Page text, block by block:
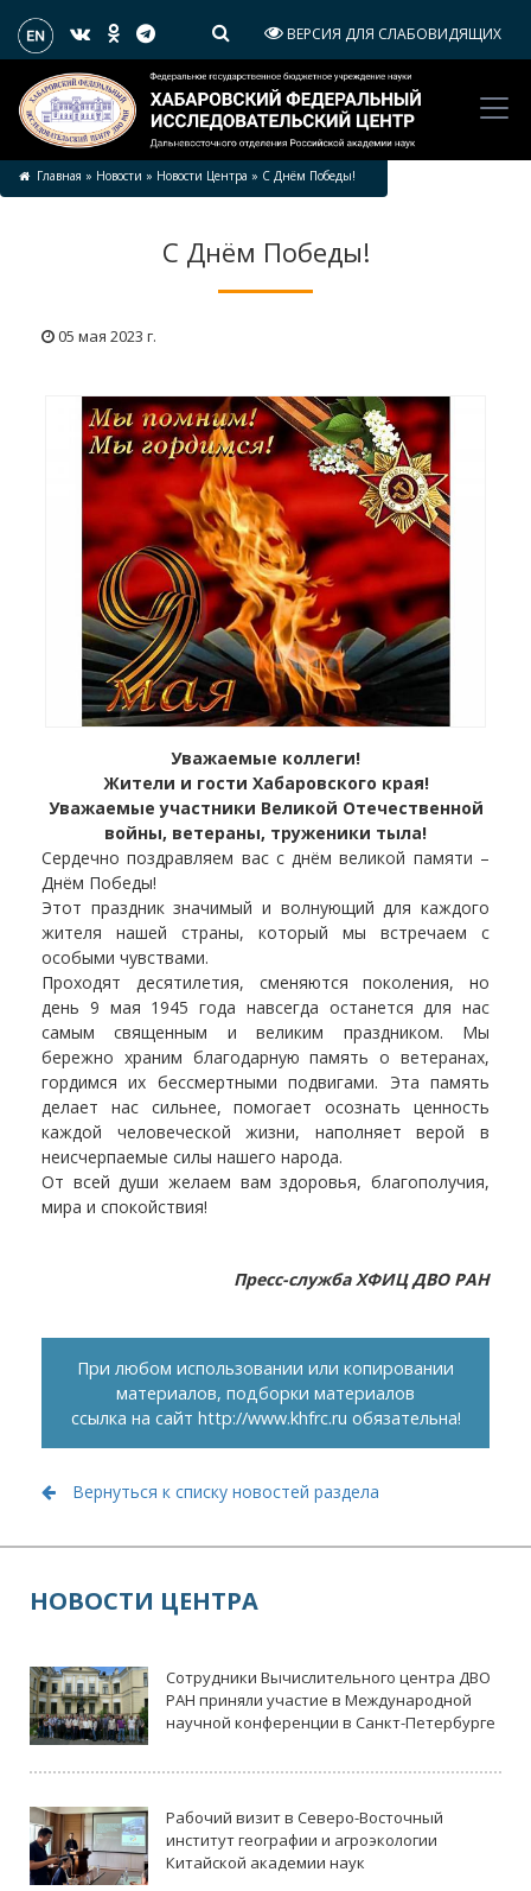
ВЕРСИЯ ДЛЯ СЛАБОВИДЯЩИХ
Главная » Новости » Новости Центра » С Днём Победы!
С Днём Победы!
05 мая 2023 г.
Уважаемые коллеги!
Жители и гости Хабаровского края!
Уважаемые участники Великой Отечественной
войны, ветераны, труженики тыла!
Сердечно поздравляем вас с днём великой памяти –
Днём Победы!
Этот праздник значимый и волнующий для каждого
жителя нашей страны, который мы встречаем с
особыми чувствами.
Проходят десятилетия, сменяются поколения, но
день 9 мая 1945 года навсегда останется для нас
самым священным и великим праздником. Мы
бережно храним благодарную память о ветеранах,
гордимся их бессмертными подвигами. Эта память
делает нас сильнее, помогает осознать ценность
каждой человеческой жизни, наполняет верой в
неисчерпаемые силы нашего народа.
От всей души желаем вам здоровья, благополучия,
мира и спокойствия!
Пресс-служба ХФИЦ ДВО РАН
При любом использовании или копировании
материалов, подборки материалов
ссылка на сайт http://www.khfrc.ru обязательна!
Вернуться к списку новостей раздела
НОВОСТИ ЦЕНТРА
Сотрудники Вычислительного центра ДВО
РАН приняли участие в Международной
научной конференции в Санкт-Петербурге
Рабочий визит в Северо-Восточный
институт географии и агроэкологии
Китайской академии наук